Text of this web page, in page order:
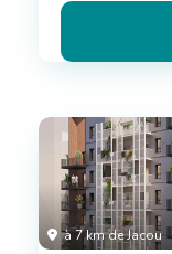
à 7 km de Jacou